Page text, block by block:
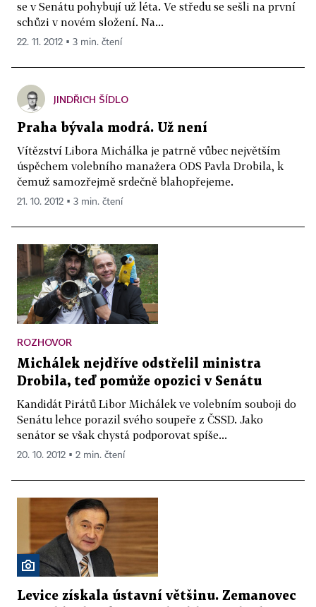
se v Senátu pohybují už léta. Ve středu se sešli na první
schůzi v novém složení. Na...
22. 11. 2012 ▪ 3 min. čtení
JINDŘICH ŠÍDLO
Praha bývala modrá. Už není
Vítězství Libora Michálka je patrně vůbec největším
úspěchem volebního manažera ODS Pavla Drobila, k
čemuž samozřejmě srdečně blahopřejeme.
21. 10. 2012 ▪ 3 min. čtení
ROZHOVOR
Michálek nejdříve odstřelil ministra
Drobila, teď pomůže opozici v Senátu
Kandidát Pirátů Libor Michálek ve volebním souboji do
Senátu lehce porazil svého soupeře z ČSSD. Jako
senátor se však chystá podporovat spíše...
20. 10. 2012 ▪ 2 min. čtení
Levice získala ústavní většinu. Zemanovec